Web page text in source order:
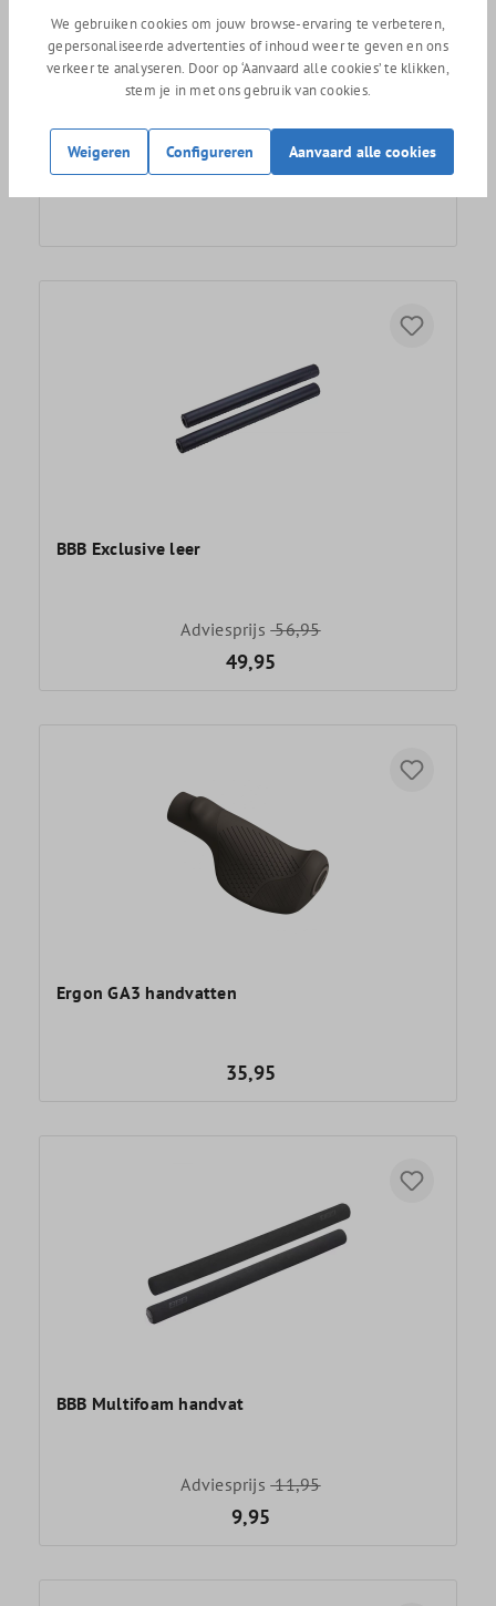
SQLab Innerbarends 411 handvatten
BBB Exclusive leer
Adviesprijs56,95
49,95
Ergon GA3 handvatten
35,95
BBB Multifoam handvat
Adviesprijs11,95
9,95
We gebruiken cookies om jouw browse-ervaring te verbeteren,
gepersonaliseerde advertenties of inhoud weer te geven en ons
verkeer te analyseren. Door op ‘Aanvaard alle cookies’ te klikken,
stem je in met ons gebruik van cookies.
Weigeren Configureren Aanvaard alle cookies